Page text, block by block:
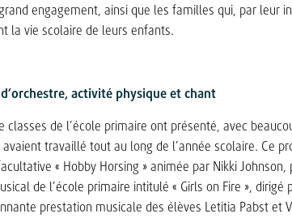
engagement, ainsi que les familles qui, par leur
la vie scolaire de leurs enfants.
activité physique et chant
classes de l’école primaire ont présenté, avec
travaillé tout au long de l’année scolaire. Ce
« Hobby Horsing » animée par Nikki
de l’école primaire intitulé « Girls on Fire », dirigé
prestation musicale des élèves Letitia Pabst et